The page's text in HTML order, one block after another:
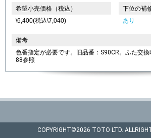
希望小売価格（税込）
\6,400(税込\7,040)
下位の補
あり
備考
色番指定が必要です。旧品番：S90CR。ふた交
88参照
COPYRIGHT©2026 TOTO LTD.